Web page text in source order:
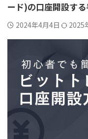
ード)の口座開設す
2024年4月4日 2025